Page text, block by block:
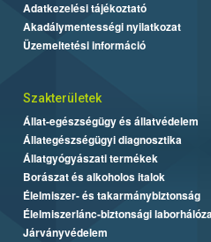
Adatkezelési tájékoztató
Akadálymentességi nyilatkozat
Üzemeltetési információ
Szakterületek
Állat-egészségügy és állatvédelem
Állategészségügyi diagnosztika
Állatgyógyászati termékek
Borászat és alkoholos italok
Élelmiszer- és takarmánybiztonság
Élelmiszerlánc-biztonsági
Járványvédelem